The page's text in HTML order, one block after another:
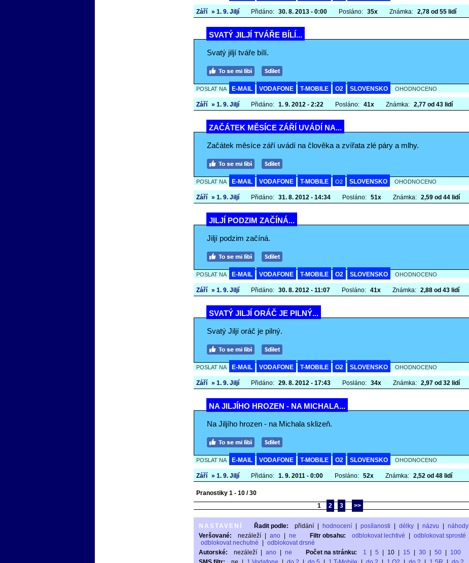
Září » 1. 9. Jiljí Přidáno: 30. 8. 2013 - 0:00 Posláno: 35x Známka: 2,78 od 55 lidí
SVATÝ JILJÍ TVÁŘE BÍLÍ...
Svatý jiljí tváře bílí.
POSLAT NA E-MAIL VODAFONE T-MOBILE O2 SLOVENSKO OHODNOCENO
Září » 1. 9. Jiljí Přidáno: 1. 9. 2012 - 2:22 Posláno: 41x Známka: 2,77 od 43 lidí
ZAČÁTEK MĚSÍCE ZÁŘÍ UVÁDÍ NA...
Začátek měsíce září uvádí na člověka a zvířata zlé páry a mlhy.
POSLAT NA E-MAIL VODAFONE T-MOBILE O2 SLOVENSKO OHODNOCENO
Září » 1. 9. Jiljí Přidáno: 31. 8. 2012 - 14:34 Posláno: 51x Známka: 2,59 od 44 lidí
JILJÍ PODZIM ZAČÍNÁ...
Jiljí podzim začíná.
POSLAT NA E-MAIL VODAFONE T-MOBILE O2 SLOVENSKO OHODNOCENO
Září » 1. 9. Jiljí Přidáno: 30. 8. 2012 - 11:07 Posláno: 41x Známka: 2,88 od 43 lidí
SVATÝ JILJÍ ORÁČ JE PILNÝ...
Svatý Jiljí oráč je pilný.
POSLAT NA E-MAIL VODAFONE T-MOBILE O2 SLOVENSKO OHODNOCENO
Září » 1. 9. Jiljí Přidáno: 29. 8. 2012 - 17:43 Posláno: 34x Známka: 2,97 od 32 lidí
NA JILJÍHO HROZEN - NA MICHALA...
Na Jiljího hrozen - na Michala sklizeň.
POSLAT NA E-MAIL VODAFONE T-MOBILE O2 SLOVENSKO OHODNOCENO
Září » 1. 9. Jiljí Přidáno: 1. 9. 2011 - 0:00 Posláno: 52x Známka: 2,52 od 48 lidí
Pranostiky 1 - 10 / 30
1
2 3 >>
NASTAVENÍ Řadit podle: přidání hodnocení posílanosti délky názvu
náhody
Veršované:
nezáleží ano ne Filtr obsahu: odblokovat lechtivé odblokovat sprosté
odblokovat nechutné
odblokovat drsné
Autorské:
nezáleží ano ne Počet na stránku: 1 5 10 15 30 50
100